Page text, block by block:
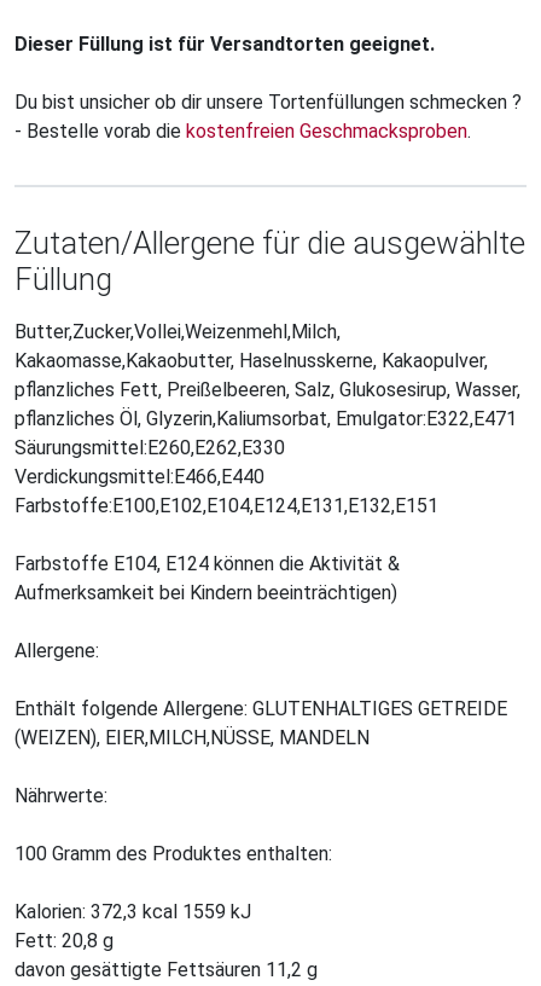
Dieser Füllung ist für Versandtorten geeignet.
Du bist unsicher ob dir unsere Tortenfüllungen schmecken ?
- Bestelle vorab die kostenfreien Geschmacksproben.
Zutaten/Allergene für die ausgewählte
Füllung
Butter,Zucker,Vollei,Weizenmehl,Milch,
Kakaomasse,Kakaobutter, Haselnusskerne, Kakaopulver,
pflanzliches Fett, Preißelbeeren, Salz, Glukosesirup, Wasser,
pflanzliches Öl, Glyzerin,Kaliumsorbat, Emulgator:E322,E471
Säurungsmittel:E260,E262,E330
Verdickungsmittel:E466,E440
Farbstoffe:E100,E102,E104,E124,E131,E132,E151
Farbstoffe E104, E124 können die Aktivität &
Aufmerksamkeit bei Kindern beeinträchtigen)
Allergene:
Enthält folgende Allergene: GLUTENHALTIGES GETREIDE
(WEIZEN), EIER,MILCH,NÜSSE, MANDELN
Nährwerte:
100 Gramm des Produktes enthalten:
Kalorien: 372,3 kcal 1559 kJ
Fett: 20,8 g
davon gesättigte Fettsäuren 11,2 g